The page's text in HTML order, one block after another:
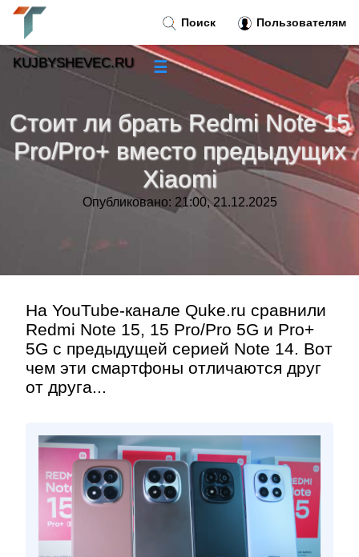
Стоит ли брать Redmi Note 15
Pro/Pro+ вместо предыдущих
Xiaomi
Опубликовано: 21:00, 21.12.2025
На YouTube-канале Quke.ru сравнили
Redmi Note 15, 15 Pro/Pro 5G и Pro+
5G с предыдущей серией Note 14. Вот
чем эти смартфоны отличаются друг
от друга...
Поиск Пользователям
KUJBYSHEVEC.RU ☰
Новости»
Тренды новостей »
Рубрики»
Контакт»